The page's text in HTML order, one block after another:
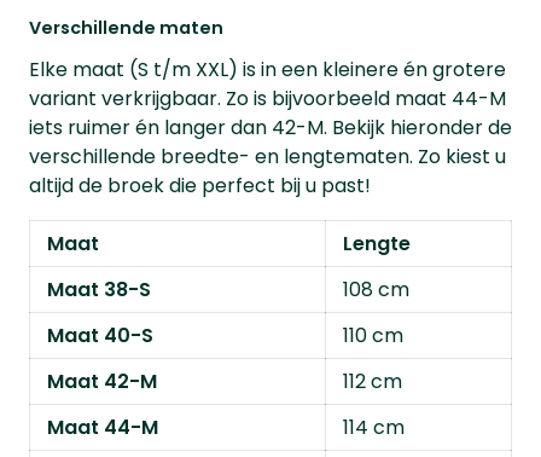
Verschillende maten
Elke maat (S t/m XXL) is in een kleinere én grotere
variant verkrijgbaar. Zo is bijvoorbeeld maat 44-M
iets ruimer én langer dan 42-M. Bekijk hieronder de
verschillende breedte- en lengtematen. Zo kiest u
altijd de broek die perfect bij u past!
Maat
Lengte
Maat 38-S
108 cm
Maat 40-S
110 cm
Maat 42-M
112 cm
Maat 44-M
114 cm